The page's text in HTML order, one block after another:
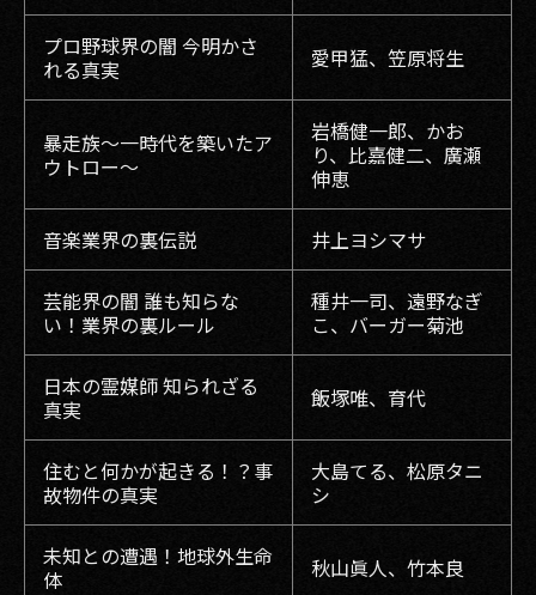
プロ野球界の闇 今明かさ
れる真実
愛甲猛、笠原将生
暴走族〜一時代を築いたア
ウトロー〜
岩橋健一郎、かお
り、比嘉健二、廣瀬
伸恵
音楽業界の裏伝説 井上ヨシマサ
芸能界の闇 誰も知らな
い！業界の裏ルール
種井一司、遠野なぎ
こ、バーガー菊池
日本の霊媒師 知られざる
真実
飯塚唯、育代
住むと何かが起きる！？事
故物件の真実
大島てる、松原タニ
シ
未知との遭遇！地球外生命
体
秋山眞人、竹本良